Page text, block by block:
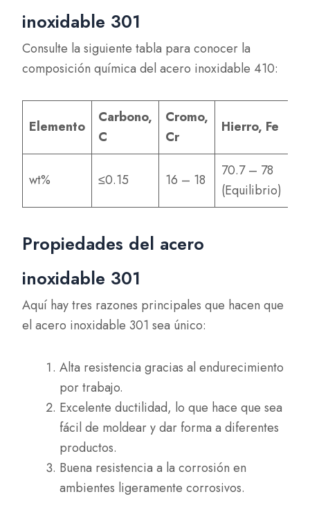
inoxidable 301
Consulte la siguiente tabla para conocer la
composición química del acero inoxidable 410:
Elemento
Carbono,
C
Cromo,
Cr
Hierro, Fe
wt% ≤0.15 16 – 18
70.7 – 78
(Equilibrio)
Propiedades del acero
inoxidable 301
Aquí hay tres razones principales que hacen que
el acero inoxidable 301 sea único:
Alta resistencia gracias al endurecimiento
por trabajo.
Excelente ductilidad, lo que hace que sea
fácil de moldear y dar forma a diferentes
productos.
Buena resistencia a la corrosión en
ambientes ligeramente corrosivos.